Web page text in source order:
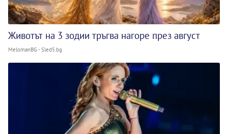
Животът на 3 зодии тръгва нагоре през август
MelomanBG - Sled5.bg